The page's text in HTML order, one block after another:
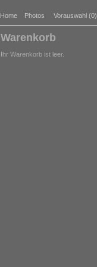
Home Photos Vorauswahl (0)
Warenkorb
Ihr Warenkorb ist leer.